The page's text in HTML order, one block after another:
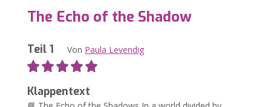
The Echo of the Shadow
Teil 1 Von Paula Levendig
Klappentext